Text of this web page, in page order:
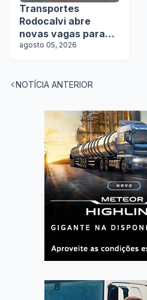
Transportes
Rodocalvi abre
novas vagas para
motoristas
agosto 05, 2026
NOTÍCIA ANTERIOR